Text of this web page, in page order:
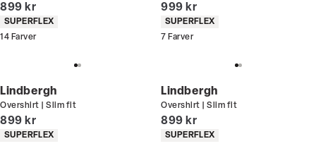
I alt (inkl. rabat)
899 kr
Produkt egenskaber
SUPERFLEX
14 Farver
I alt (inkl. rabat)
999 kr
Produkt egenskaber
SUPERFLEX
7 Farver
Lindbergh
Overshirt | Slim fit
I alt (inkl. rabat)
899 kr
Produkt egenskaber
SUPERFLEX
Lindbergh
Overshirt | Slim fit
I alt (inkl. rabat)
899 kr
Produkt egenskaber
SUPERFLEX